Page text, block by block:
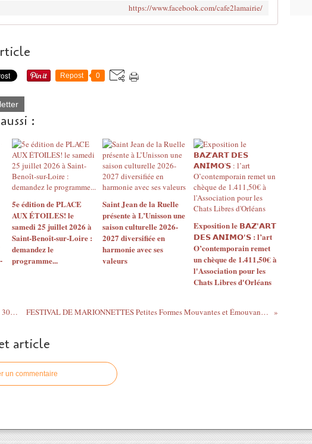
https://www.facebook.com/cafe2lamairie/
Repost 0
:
5e édition de PLACE
AUX ÉTOILES! le
samedi 25 juillet 2026 à
Saint-Benoît-sur-Loire :
demandez le
programme...
Saint Jean de la Ruelle
présente à L’Unisson une
saison culturelle 2026-
2027 diversifiée en
harmonie avec ses
valeurs
Exposition le 𝗕𝗔𝗭'𝗔𝗥𝗧
𝗗𝗘𝗦 𝗔𝗡𝗜𝗠𝗢'𝗦 : l’art
O’contemporain remet
un chèque de 1.411,50€ à
l'Association pour les
Chats Libres d'Orléans
ENSEMBLE CAIRN : 30 janvier 2019 performance... FESTIVAL DE MARIONNETTES Petites Formes Mouvantes et Émouvantes à La Fabrique - MEUNG SUR LOIRE du 2 au 18 novembre 2018
article
un commentaire